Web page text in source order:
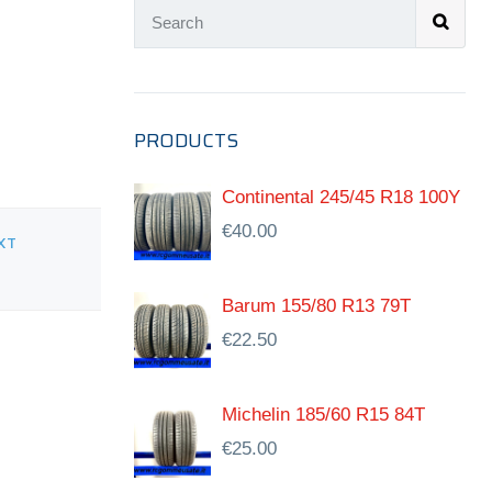
PRODUCTS
Continental 245/45 R18 100Y
€40.00
Barum 155/80 R13 79T
€22.50
Michelin 185/60 R15 84T
€25.00